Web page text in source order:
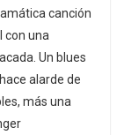
canción
con una
Un blues
alarde de
más una